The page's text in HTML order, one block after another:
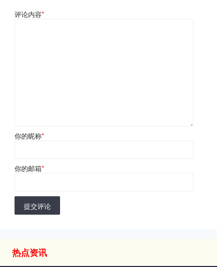
评论内容*
你的昵称*
你的邮箱*
提交评论
热点资讯